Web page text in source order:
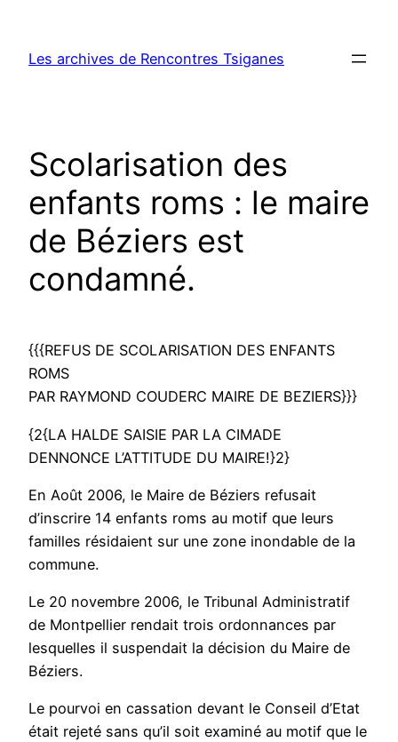
contenu
Les archives de Rencontres Tsiganes
Scolarisation des
enfants roms : le maire
de Béziers est
condamné.
{{{REFUS DE SCOLARISATION DES ENFANTS
ROMS
PAR RAYMOND COUDERC MAIRE DE BEZIERS}}}
{2{LA HALDE SAISIE PAR LA CIMADE
DENNONCE L’ATTITUDE DU MAIRE!}2}
En Août 2006, le Maire de Béziers refusait
d’inscrire 14 enfants roms au motif que leurs
familles résidaient sur une zone inondable de la
commune.
Le 20 novembre 2006, le Tribunal Administratif
de Montpellier rendait trois ordonnances par
lesquelles il suspendait la décision du Maire de
Béziers.
Le pourvoi en cassation devant le Conseil d’Etat
était rejeté sans qu’il soit examiné au motif que le